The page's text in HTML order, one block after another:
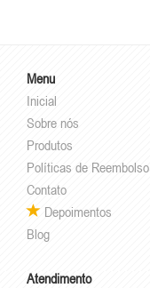
Menu
Inicial
Sobre nós
Produtos
Políticas de Reembolso
Contato
Depoimentos
Blog
Atendimento